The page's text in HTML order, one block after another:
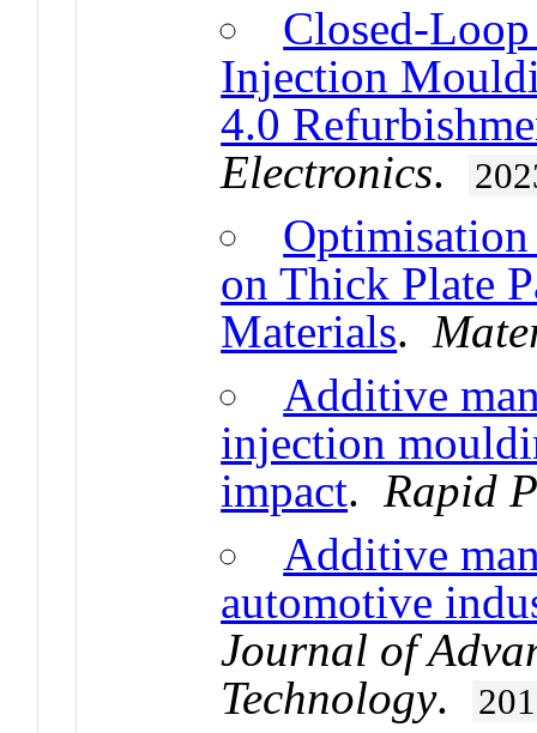
Closed-
Injection
4.0
Electronics.
on Thick Plate
Materials.
Additive
injection
impact.Rapid
Additive
automotive
Journal of
Technology.